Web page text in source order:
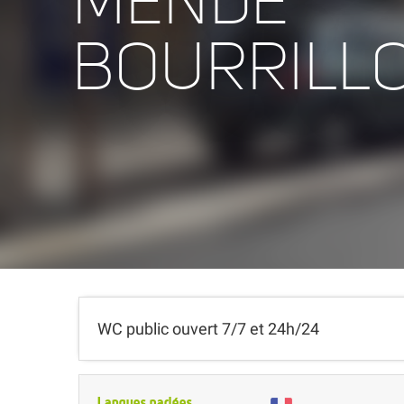
WC public ouvert 7/7 et 24h/24